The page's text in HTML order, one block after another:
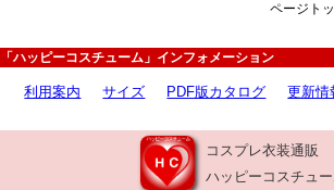
ページト
「ハッピーコスチューム」インフォメーション
利用案内 サイズ PDF版カタログ 更新情
コスプレ衣装通販
ハッピーコスチュ